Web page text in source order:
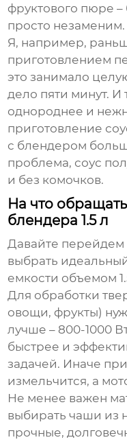
фруктового пюре –
просто незаменим.
Я, например,
приготовлением
это занимало
дело пяти минут. И
однороднее и
приготовление
с блендером
проблема, соус
и без комочков.
На что
блендера 1.5 л
Давайте перейдем
выбрать
емкости объемом
Для обработки
овощи, фрукты)
лучше – 800-1000
быстрее и
задачей. Иначе
измельчится, а
Не менее важен
выбирать чаши из
прочные,